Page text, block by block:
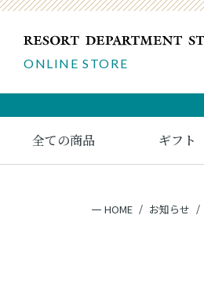
ONLINE STORE
全ての商品 ギフト
HOME お知らせ